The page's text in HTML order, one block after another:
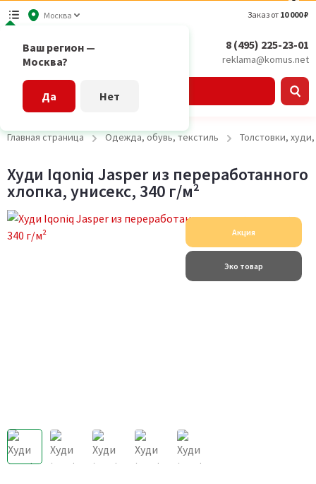
Москва
Ваш регион —
Москва?
Да Нет
Заказ от 10 000 ₽
8 (495) 225-23-01
reklama@komus.net
Главная страница Одежда, обувь, текстиль Толстовки,
Худи Iqoniq Jasper из переработанного
хлопка, унисекс, 340 г/м²
Акция
Эко товар